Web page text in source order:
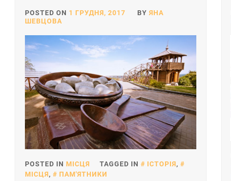
POSTED ON 1 ГРУДНЯ, 2017 BY ЯНА
ШЕВЦОВА
POSTED IN МІСЦЯ TAGGED IN ІСТОРІЯ,
МІСЦЯ, ПАМ'ЯТНИКИ